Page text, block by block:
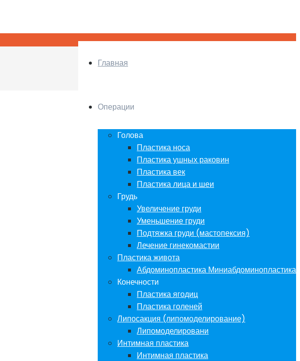
Главная
Операции
Голова
Пластика носа
Пластика ушных раковин
Пластика век
Пластика лица и шеи
Грудь
Увеличение груди
Уменьшение груди
Подтяжка груди (мастопексия)
Лечение гинекомастии
Пластика живота
Абдоминопластика Миниабдоминопластика
Конечности
Пластика ягодиц
Пластика голеней
Липосакция (липомоделирование)
Липомоделировани
Интимная пластика
Интимная пластика